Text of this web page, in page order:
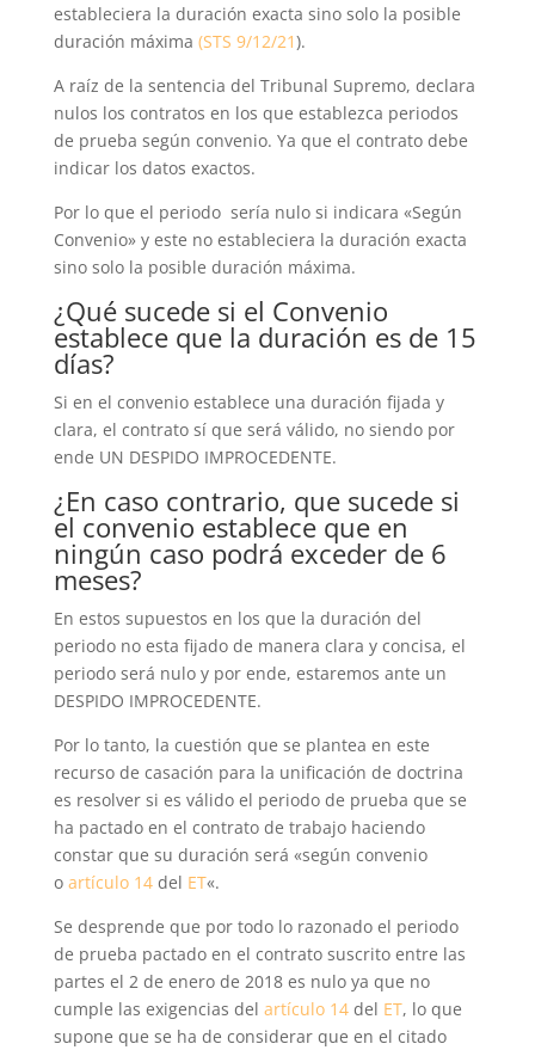
estableciera la duración exacta sino solo la posible
duración máxima (STS 9/12/21).
A raíz de la sentencia del Tribunal Supremo, declara
nulos los contratos en los que establezca periodos
de prueba según convenio. Ya que el contrato debe
indicar los datos exactos.
Por lo que el periodo sería nulo si indicara «Según
Convenio» y este no estableciera la duración exacta
sino solo la posible duración máxima.
¿Qué sucede si el Convenio
establece que la duración es de 15
días?
Si en el convenio establece una duración fijada y
clara, el contrato sí que será válido, no siendo por
ende UN DESPIDO IMPROCEDENTE.
¿En caso contrario, que sucede si
el convenio establece que en
ningún caso podrá exceder de 6
meses?
En estos supuestos en los que la duración del
periodo no esta fijado de manera clara y concisa, el
periodo será nulo y por ende, estaremos ante un
DESPIDO IMPROCEDENTE.
Por lo tanto, la cuestión que se plantea en este
recurso de casación para la unificación de doctrina
es resolver si es válido el periodode prueba que se
ha pactado en el contrato de trabajo haciendo
constar que su duración será «según convenio
o artículo 14del ET«.
Se desprende que por todo lo razonado el periodo
de prueba pactado en el contrato suscrito entre las
partes el 2 de enero de 2018 es nulo ya que no
cumple las exigencias del artículo 14del ET, lo que
supone que se ha de considerar que en el citado